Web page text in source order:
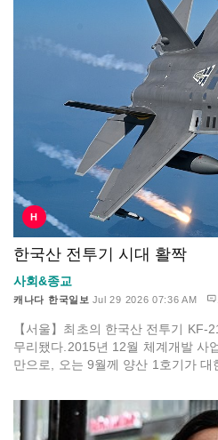
H
한국산 전투기 시대 활짝
사회&종교
캐나다 한국일보 Jul 29 2026 07:36 AM
【서울】최초의 한국산 전투기
무리됐다.2015년 12월 체계개발 사
만으로, 오는 9월께 양산 1호기가 대